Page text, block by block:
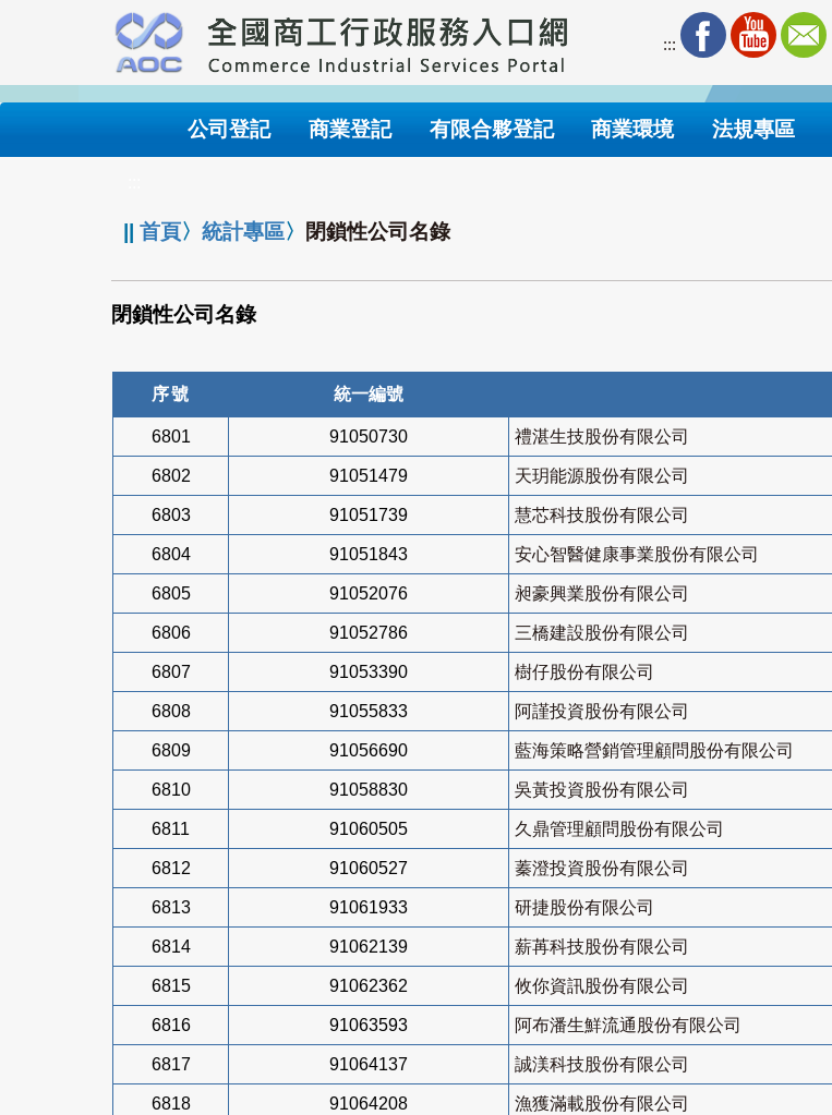
要
內
:::
公司登記 商業登記 有限合夥登記 商業環境 法規專區
||首頁〉統計專區〉 閉鎖性公司名錄
閉鎖性公司名錄
序號 統一編號
6801 91050730 禮湛生技股份有限公司
6802 91051479 天玥能源股份有限公司
6803 91051739 慧芯科技股份有限公司
6804 91051843 安心智醫健康事業股份有限公司
6805 91052076 昶豪興業股份有限公司
6806 91052786 三橋建設股份有限公司
6807 91053390 樹仔股份有限公司
6808 91055833 阿謹投資股份有限公司
6809 91056690 藍海策略營銷管理顧問股份有限公司
6810 91058830 吳黃投資股份有限公司
6811 91060505 久鼎管理顧問股份有限公司
6812 91060527 蓁澄投資股份有限公司
6813 91061933 研捷股份有限公司
6814 91062139 薪苒科技股份有限公司
6815 91062362 攸你資訊股份有限公司
6816 91063593 阿布潘生鮮流通股份有限公司
6817 91064137 誠渼科技股份有限公司
6818 91064208 漁獲滿載股份有限公司